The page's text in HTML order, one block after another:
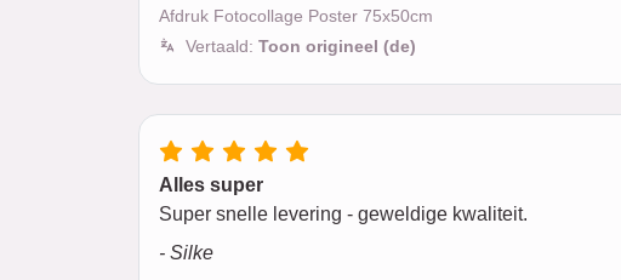
Afdruk Fotocollage Poster 75x50cm
Vertaald: Toon origineel (de)
Alles super
Super snelle levering - geweldige kwaliteit.
- Silke